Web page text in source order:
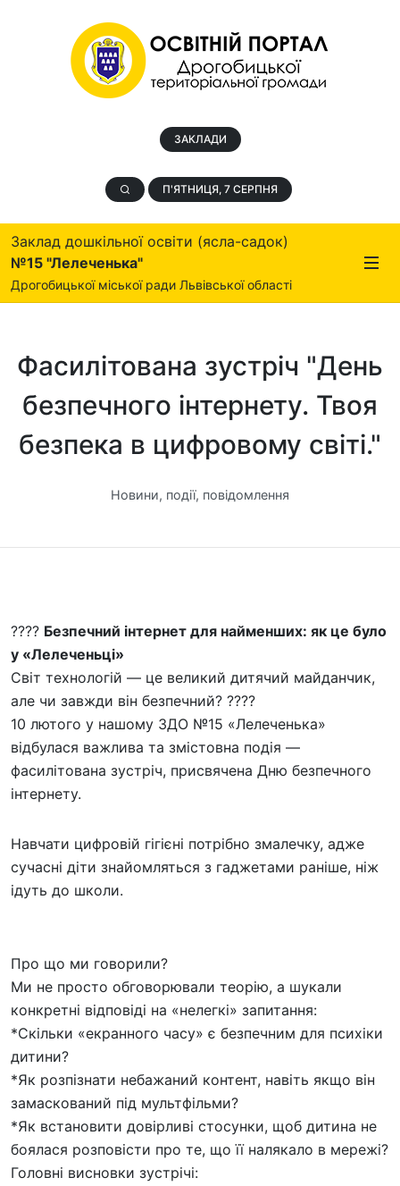
ЗАКЛАДИ
П'ЯТНИЦЯ, 7 СЕРПНЯ
Заклад дошкільної освіти (ясла-садок)
№15 "Лелеченька"
Дрогобицької міської ради Львівської області
Фасилітована зустріч "День
безпечного інтернету. Твоя
безпека в цифровому світі."
Новини, події, повідомлення
????️ Безпечний інтернет для найменших: як це було
у «Лелеченьці»
​Світ технологій — це великий дитячий майданчик,
але чи завжди він безпечний? ????
​10 лютого у нашому ЗДО №15 «Лелеченька»
відбулася важлива та змістовна подія —
фасилітована зустріч, присвячена Дню безпечного
інтернету.
Навчати цифровій гігієні потрібно змалечку, адже
сучасні діти знайомляться з гаджетами раніше, ніж
ідуть до школи.
​Про що ми говорили?
​Ми не просто обговорювали теорію, а шукали
конкретні відповіді на «нелегкі» запитання:
​*Скільки «екранного часу» є безпечним для психіки
дитини?
*​Як розпізнати небажаний контент, навіть якщо він
замаскований під мультфільми?
​*Як встановити довірливі стосунки, щоб дитина не
боялася розповісти про те, що її налякало в мережі?
​Головні висновки зустрічі: